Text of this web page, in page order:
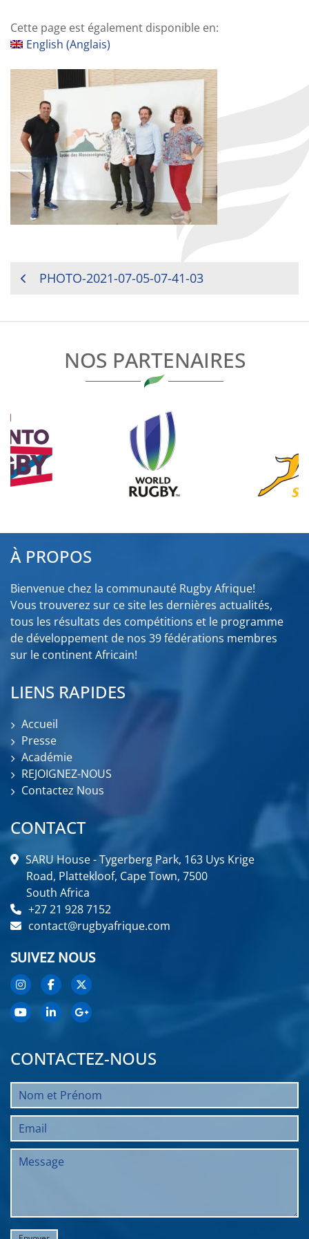
Cette page est également disponible en:
English (Anglais)
NAVIGATION
PHOTO-2021-07-05-07-41-03
NOS PARTENAIRES
À PROPOS
Bienvenue chez la communauté Rugby Afrique!
Vous trouverez sur ce site les dernières actualités,
tous les résultats des compétitions et le programme
de développement de nos 39 fédérations membres
sur le continent Africain!
LIENS RAPIDES
Accueil
Presse
Académie
REJOIGNEZ-NOUS
Contactez Nous
CONTACT
SARU House - Tygerberg Park, 163 Uys Krige
Road, Plattekloof, Cape Town, 7500
South Africa
+27 21 928 7152
contact@rugbyafrique.com
SUIVEZ NOUS
CONTACTEZ-NOUS